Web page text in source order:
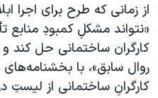
از زمانی که طرح برای اجرا
«نتواند مشکلِ کمبودِ منابع
کارگران ساختمانی حل کند
روال سابق»، با
کارگرانِ ساختمانی از لیستِ